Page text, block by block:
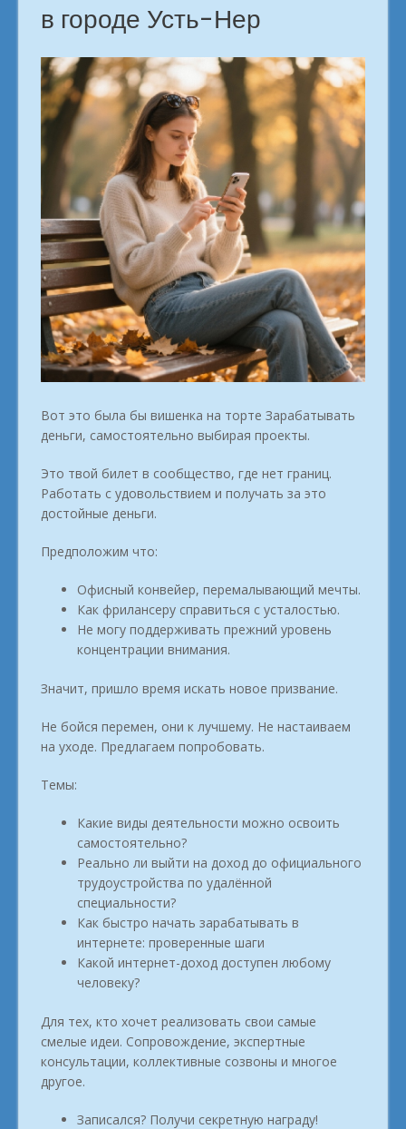
в городе Усть-Нер
Вот это была бы вишенка на торте Зарабатывать
деньги, самостоятельно выбирая проекты.
Это твой билет в сообщество, где нет границ.
Работать с удовольствием и получать за это
достойные деньги.
Предположим что:
Офисный конвейер, перемалывающий мечты.
Как фрилансеру справиться с усталостью.
Не могу поддерживать прежний уровень
концентрации внимания.
Значит, пришло время искать новое призвание.
Не бойся перемен, они к лучшему. Не настаиваем
на уходе. Предлагаем попробовать.
Темы:
Какие виды деятельности можно освоить
самостоятельно?
Реально ли выйти на доход до официального
трудоустройства по удалённой
специальности?
Как быстро начать зарабатывать в
интернете: проверенные шаги
Какой интернет-доход доступен любому
человеку?
Для тех, кто хочет реализовать свои самые
смелые идеи. Сопровождение, экспертные
консультации, коллективные созвоны и многое
другое.
Записался? Получи секретную награду!